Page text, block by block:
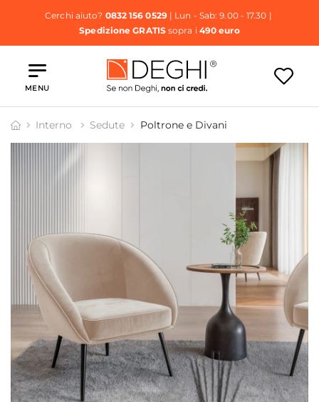
Cerchi aiuto? 0832 156 0529| Lun - Sab: 9.00 - 17.30 |
Spedizione GRATISsopra i 490 euro
MENU
Interno Sedute Poltrone e Divani